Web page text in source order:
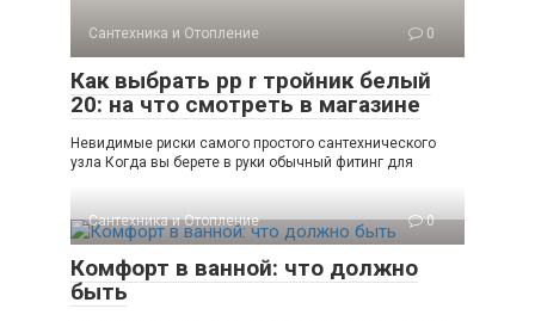
Сантехника и Отопление 0
Как выбрать pp r тройник белый
20: на что смотреть в магазине
Невидимые риски самого простого сантехнического
узла Когда вы берете в руки обычный фитинг для
Сантехника и Отопление 0
Комфорт в ванной: что должно
быть